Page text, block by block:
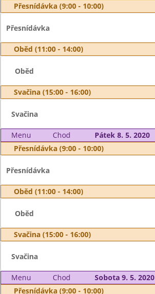
Přesnídávka (9:00 - 10:00)
Přesnídávka
Oběd (11:00 - 14:00)
Oběd
Svačina (15:00 - 16:00)
Svačina
Menu Chod
Pátek 8. 5. 2020
Přesnídávka (9:00 - 10:00)
Přesnídávka
Oběd (11:00 - 14:00)
Oběd
Svačina (15:00 - 16:00)
Svačina
Menu Chod
Sobota 9. 5. 2020
Přesnídávka (9:00 - 10:00)